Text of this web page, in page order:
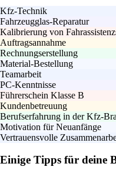
Kfz-Technik
Fahrzeugglas-Reparatur
Kalibrierung von
Auftragsannahme
Rechnungserstellung
Material-Bestellung
Teamarbeit
PC-Kenntnisse
Führerschein Klasse B
Kundenbetreuung
Berufserfahrung in der Kfz-
Motivation für Neuanfänge
Vertrauensvolle
Einige Tipps für deine